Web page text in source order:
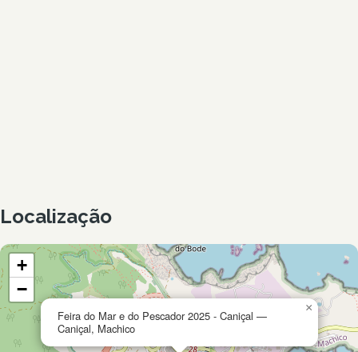
Localização
Feira do Mar e do Pescador 2025 - Caniçal —
Caniçal, Machico
×
+
−